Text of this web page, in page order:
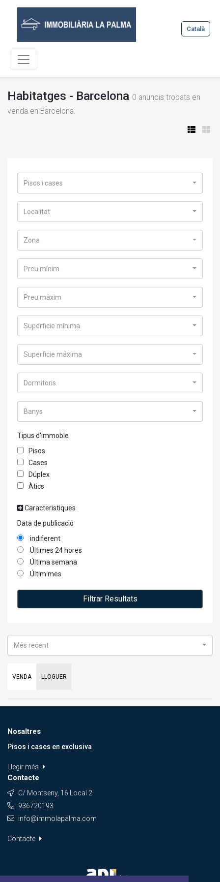
Català
Habitatges - Barcelona 0 anuncis trobats en
venda en Barcelona.
Pisos i cases
Localitat
Zona
Preu mínim
Preu màxim
Superficie mínima
Superficie máxima
Dormitoris
Banys
Tipus d'immoble
Pisos
Cases
Dúplex
Àtics
Caracteristiques
Data de publicació
indiferent
Últimes 24 hores
Última semana
Últim mes
Filtrar Resultats
VENDA LLOGUER
Més recent
Nosaltres
Pisos i cases en exclusiva
Llegir més
Contacte
C/ Montseny, 16 Local 2
936720193
info@immolapalma.com
Contacte